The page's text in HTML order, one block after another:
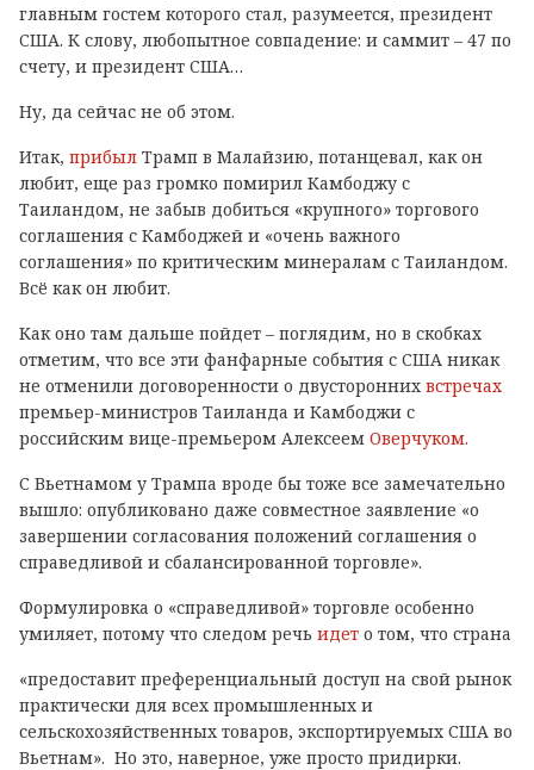
главным гостем которого стал, разумеется, президент
США. К слову, любопытное совпадение: и саммит – 47 по
счету, и президент США…
Ну, да сейчас не об этом.
Итак, прибыл Трамп в Малайзию, потанцевал, как он
любит, еще раз громко помирил Камбоджу с
Таиландом, не забыв добиться «крупного» торгового
соглашения с Камбоджей и «очень важного
соглашения» по критическим минералам с Таиландом.
Всё как он любит.
Как оно там дальше пойдет – поглядим, но в скобках
отметим, что все эти фанфарные события с США никак
не отменили договоренности о двусторонних встречах
премьер-министров Таиланда и Камбоджи с
российским вице-премьером Алексеем Оверчуком.
С Вьетнамом у Трампа вроде бы тоже все замечательно
вышло: опубликовано даже совместное заявление «о
завершении согласования положений соглашения о
справедливой и сбалансированной торговле».
Формулировка о «справедливой» торговле особенно
умиляет, потому что следом речь идет о том, что страна
«предоставит преференциальный доступ на свой рынок
практически для всех промышленных и
сельскохозяйственных товаров, экспортируемых США во
Вьетнам». Но это, наверное, уже просто придирки.